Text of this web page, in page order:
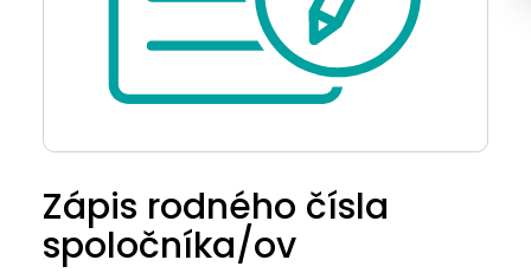
Zápis rodného čísla
spoločníka/ov